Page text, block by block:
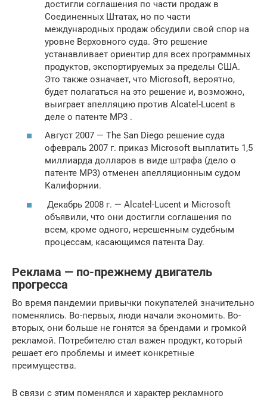
достигли соглашения по части продаж в
Соединенных Штатах, но по части
международных продаж обсудили свой спор на
уровне Верховного суда. Это решение
устанавливает ориентир для всех программных
продуктов, экспортируемых за пределы США.
Это также означает, что Microsoft, вероятно,
будет полагаться на это решение и, возможно,
выиграет апелляцию против Alcatel-Lucent в
деле о патенте MP3 .
Август 2007 — The San Diego решение суда
офевраль 2007 г. приказ Microsoft выплатить 1,5
миллиарда долларов в виде штрафа (дело о
патенте MP3) отменен апелляционным судом
Калифорнии.
Декабрь 2008 г. — Alcatel-Lucent и Microsoft
объявили, что они достигли соглашения по
всем, кроме одного, нерешенным судебным
процессам, касающимся патента Day.
Реклама — по-прежнему двигатель
прогресса
Во время пандемии привычки покупателей значительно
поменялись. Во-первых, люди начали экономить. Во-
вторых, они больше не гонятся за брендами и громкой
рекламой. Потребителю стал важен продукт, который
решает его проблемы и имеет конкретные
преимущества.
В связи с этим поменялся и характер рекламного